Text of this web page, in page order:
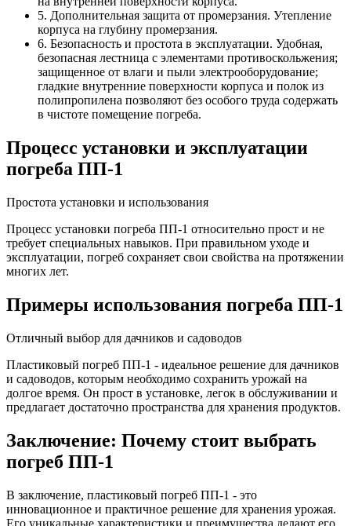
5. Дополнительная защита от промерзания. Утепление
корпуса на глубину промерзания.
6. Безопасность и простота в эксплуатации. Удобная,
безопасная лестница с элементами противоскольжения;
защищенное от влаги и пыли электрооборудование;
гладкие внутренние поверхности корпуса и полок из
полипропилена позволяют без особого труда содержать
в чистоте помещение погреба.
Процесс установки и эксплуатации
погреба ПП-1
Простота установки и использования
Процесс установки погреба ПП-1 относительно прост и не
требует специальных навыков. При правильном уходе и
эксплуатации, погреб сохраняет свои свойства на протяжении
многих лет.
Примеры использования погреба ПП-1
Отличный выбор для дачников и садоводов
Пластиковый погреб ПП-1 - идеальное решение для дачников
и садоводов, которым необходимо сохранить урожай на
долгое время. Он прост в установке, легок в обслуживании и
предлагает достаточно пространства для хранения продуктов.
Заключение: Почему стоит выбрать
погреб ПП-1
В заключение, пластиковый погреб ПП-1 - это
инновационное и практичное решение для хранения урожая.
Его уникальные характеристики и преимущества делают его